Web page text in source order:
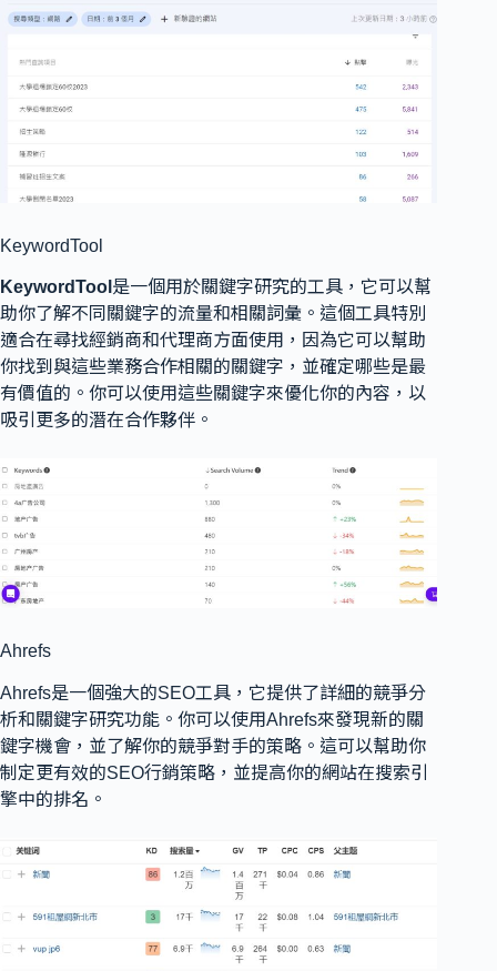
KeywordTool
KeywordTool 是一個用於關鍵字研究的工具，它可以幫
助你了解不同關鍵字的流量和相關詞彙。這個工具特別
適合在尋找經銷商和代理商方面使用，因為它可以幫助
你找到與這些業務合作相關的關鍵字，並確定哪些是最
有價值的。你可以使用這些關鍵字來優化你的內容，以
吸引更多的潛在合作夥伴。
Ahrefs
Ahrefs是一個強大的SEO工具，它提供了詳細的競爭分
析和關鍵字研究功能。你可以使用Ahrefs來發現新的關
鍵字機會，並了解你的競爭對手的策略。這可以幫助你
制定更有效的SEO行銷策略，並提高你的網站在搜索引
擎中的排名。